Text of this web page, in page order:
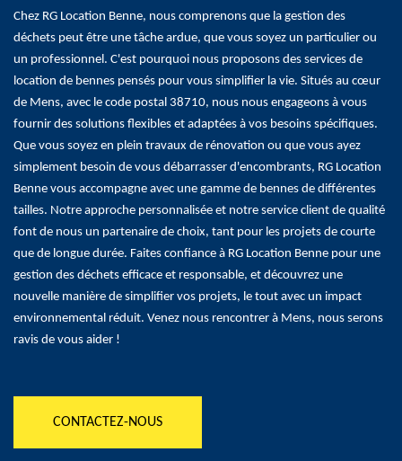
Chez RG Location Benne, nous comprenons que la gestion des
déchets peut être une tâche ardue, que vous soyez un particulier ou
un professionnel. C'est pourquoi nous proposons des services de
location de bennes pensés pour vous simplifier la vie. Situés au cœur
de Mens, avec le code postal 38710, nous nous engageons à vous
fournir des solutions flexibles et adaptées à vos besoins spécifiques.
Que vous soyez en plein travaux de rénovation ou que vous ayez
simplement besoin de vous débarrasser d'encombrants, RG Location
Benne vous accompagne avec une gamme de bennes de différentes
tailles. Notre approche personnalisée et notre service client de qualité
font de nous un partenaire de choix, tant pour les projets de courte
que de longue durée. Faites confiance à RG Location Benne pour une
gestion des déchets efficace et responsable, et découvrez une
nouvelle manière de simplifier vos projets, le tout avec un impact
environnemental réduit. Venez nous rencontrer à Mens, nous serons
ravis de vous aider !
CONTACTEZ-NOUS